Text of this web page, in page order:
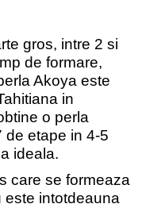
gros, intre 2 si
de formare,
Akoya este
in
o perla
de etape in 4-5
ideala.
se formeaza
este intotdeauna